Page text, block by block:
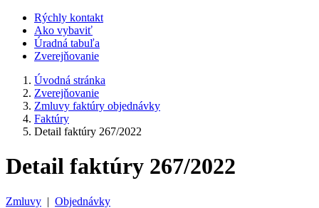
Rýchly kontakt
Ako vybaviť
Úradná tabuľa
Zverejňovanie
Úvodná stránka
Zverejňovanie
Zmluvy faktúry objednávky
Faktúry
Detail faktúry 267/2022
Detail faktúry 267/2022
Zmluvy | Objednávky